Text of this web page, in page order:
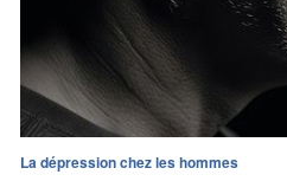
La dépression chez les hommes